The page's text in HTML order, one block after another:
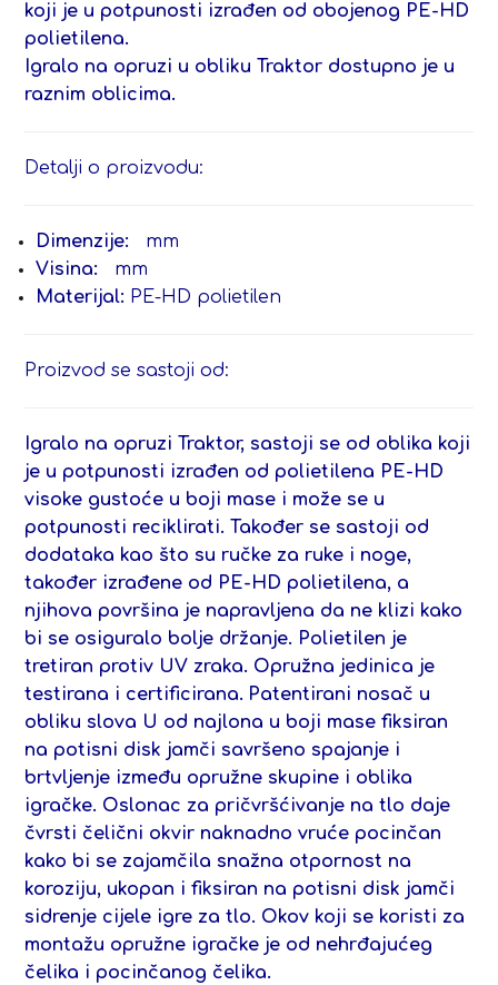
koji je u potpunosti izrađen od obojenog PE-HD
polietilena.
Igralo na opruzi u obliku Traktor dostupno je u
raznim oblicima.
Detalji o proizvodu:
Dimenzije: mm
Visina: mm
Materijal: PE-HD polietilen
Proizvod se sastoji od:
Igralo na opruzi Traktor, sastoji se od oblika koji
je u potpunosti izrađen od polietilena PE-HD
visoke gustoće u boji mase i može se u
potpunosti reciklirati. Također se sastoji od
dodataka kao što su ručke za ruke i noge,
također izrađene od PE-HD polietilena, a
njihova površina je napravljena da ne klizi kako
bi se osiguralo bolje držanje. Polietilen je
tretiran protiv UV zraka. Opružna jedinica je
testirana i certificirana. Patentirani nosač u
obliku slova U od najlona u boji mase fiksiran
na potisni disk jamči savršeno spajanje i
brtvljenje između opružne skupine i oblika
igračke. Oslonac za pričvršćivanje na tlo daje
čvrsti čelični okvir naknadno vruće pocinčan
kako bi se zajamčila snažna otpornost na
koroziju, ukopan i fiksiran na potisni disk jamči
sidrenje cijele igre za tlo. Okov koji se koristi za
montažu opružne igračke je od nehrđajućeg
čelika i pocinčanog čelika.